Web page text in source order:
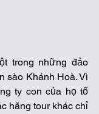
trong những đảo
sào Khánh Hoà. Vì
ty con của họ tổ
hãng tour khác chỉ